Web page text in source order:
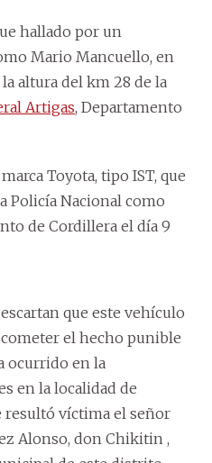
hallado por un
Mario Mancuello, en
altura del km 28 de la
Artigas, Departamento
Toyota, tipo IST, que
Policía Nacional como
de Cordillera el día 9
que este vehículo
el hecho punible
ocurrido en la
en la localidad de
resultó víctima el señor
Alonso, don Chikitin ,